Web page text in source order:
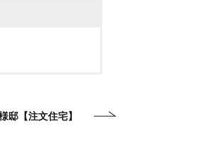
邸【注文住宅】